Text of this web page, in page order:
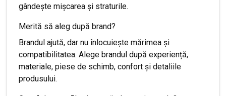
gândește mișcarea și straturile.
Merită să aleg după brand?
Brandul ajută, dar nu înlocuiește mărimea și
compatibilitatea. Alege brandul după experiență,
materiale, piese de schimb, confort și detaliile
produsului.